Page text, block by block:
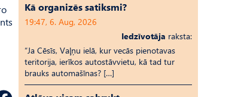
Kā organizēs satiksmi?
19:47, 6. Aug, 2026
Iedzīvotāja raksta:
“Ja Cēsīs, Vaļņu ielā, kur vecās pienotavas
teritorija, ierīkos autostāvvietu, kā tad tur
brauks automašīnas? […]